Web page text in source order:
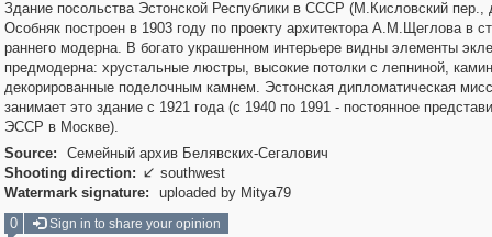
Здание посольства Эстонской Республики в СССР (М.Кисловский пер.,
Особняк построен в 1903 году по проекту архитектора А.М.Щеглова в
раннего модерна. В богато украшенном интерьере видны элементы
предмодерна: хрустальные люстры, высокие потолки с лепниной,
декорированные поделочным камнем. Эстонская дипломатическая
занимает это здание с 1921 года (с 1940 по 1991 - постоянное
ЭССР в Москве).
Source:
Семейный архив Белявских-Сегалович
Shooting direction:  southwest
Watermark signature:
uploaded by Mitya79
0
Sign in to share your opinion